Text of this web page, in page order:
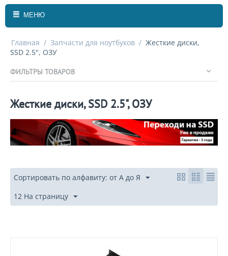
МЕНЮ
Главная / Запчасти для ноутбуков / Жесткие диски,
SSD 2.5", ОЗУ
ФИЛЬТРЫ ТОВАРОВ
Жесткие диски, SSD 2.5", ОЗУ
Сортировать по алфавиту: от А до Я
12 На страницу